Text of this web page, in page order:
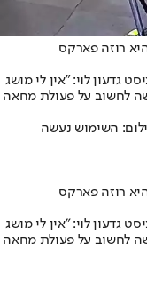
רוזה פארקס
גדעון לוי: "אין לי מושג
לחשוב על פעולת מחאה
השימוש נעשה
רוזה פארקס
גדעון לוי: "אין לי מושג
לחשוב על פעולת מחאה